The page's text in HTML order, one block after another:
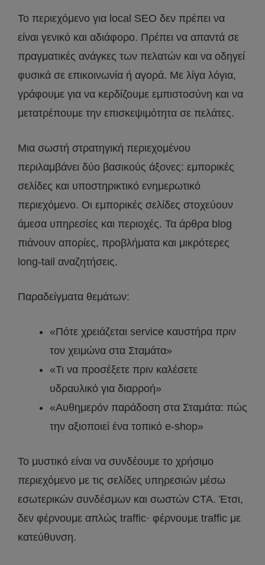
Το περιεχόμενο για local SEO δεν πρέπει να
είναι γενικό και αδιάφορο. Πρέπει να απαντά σε
πραγματικές ανάγκες των πελατών και να οδηγεί
φυσικά σε επικοινωνία ή αγορά. Με λίγα λόγια,
γράφουμε για να κερδίζουμε εμπιστοσύνη και να
μετατρέπουμε την επισκεψιμότητα σε πελάτες.
Μια σωστή στρατηγική περιεχομένου
περιλαμβάνει δύο βασικούς άξονες: εμπορικές
σελίδες και υποστηρικτικό ενημερωτικό
περιεχόμενο. Οι εμπορικές σελίδες στοχεύουν
άμεσα υπηρεσίες και περιοχές. Τα άρθρα blog
πιάνουν απορίες, προβλήματα και μικρότερες
long-tail αναζητήσεις.
Παραδείγματα θεμάτων:
«Πότε χρειάζεται service καυστήρα πριν
τον χειμώνα στα Σταμάτα»
«Τι να προσέξετε πριν καλέσετε
υδραυλικό για διαρροή»
«Αυθημερόν παράδοση στα Σταμάτα: πώς
την αξιοποιεί ένα τοπικό e-shop»
Το μυστικό είναι να συνδέουμε το χρήσιμο
περιεχόμενο με τις σελίδες υπηρεσιών μέσω
εσωτερικών συνδέσμων και σωστών CTA. Έτσι,
δεν φέρνουμε απλώς traffic· φέρνουμε traffic με
κατεύθυνση.